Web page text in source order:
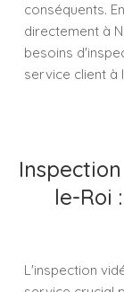
conséquents.
directement à
besoins
service client à
le-Roi
L'inspection